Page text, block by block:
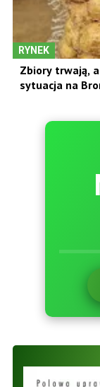
RYNEK
Zbiory trwają,
sytuacja na